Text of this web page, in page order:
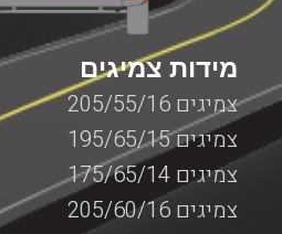
מידות צמיגים
צמיגים 205/55/16
צמיגים 195/65/15
צמיגים 175/65/14
צמיגים 205/60/16